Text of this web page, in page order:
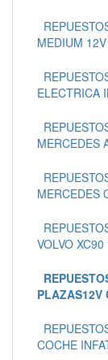
MEDIUM 12V
ELECTRICA
MERCEDES
MERCEDES
VOLVO XC90
PLAZAS12V
COCHE